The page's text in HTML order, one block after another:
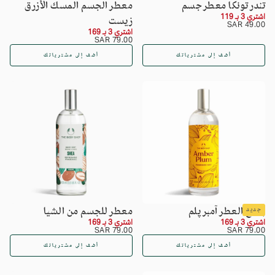
تندر تونكا معطر جسم
اشتري 3 بـ 119
49.00
السعر
49.00 SAR
أضف إلى مشترياتك
معطر الجسم المسك الأزرق
زيست
اشتري 3 بـ 169
79.00
SAR
السعر
العادي
79.00 SAR
أضف إلى مشترياتك
بخاخ العطر آمبر پلم
جديد
اشتري 3 بـ 169
79.00
SAR
السعر
العادي
79.00 SAR
أضف إلى مشترياتك
معطر للجسم من الشيا
اشتري 3 بـ 169
79.00
SAR
السعر
العادي
79.00 SAR
أضف إلى مشترياتك